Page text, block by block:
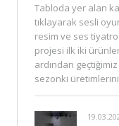
Tabloda yer alan
tıklayarak sesli
resim ve ses
projesi ilk iki
ardından
sezonki üretimlerini